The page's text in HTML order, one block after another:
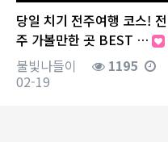
당일 치기 전주여행 코스! 전
주 가볼만한 곳 BEST …
불빛나들이
1195
02-19